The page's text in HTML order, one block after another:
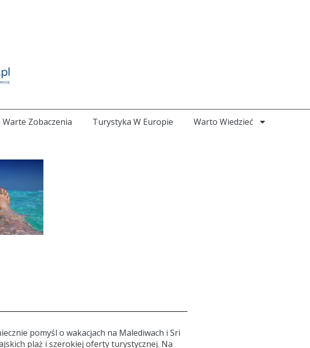
Warte Zobaczenia Turystyka W Europie Warto Wiedzieć
pomyśl o wakacjach na Malediwach i Sri
plaż i szerokiej oferty turystycznej. Na